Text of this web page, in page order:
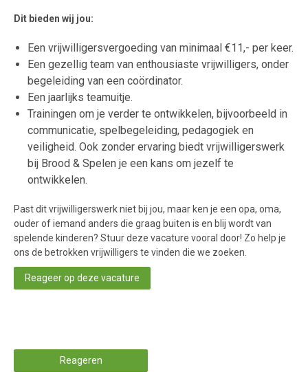
Dit bieden wij jou:
Een vrijwilligersvergoeding van minimaal €11,- per keer.
Een gezellig team van enthousiaste vrijwilligers, onder
begeleiding van een coördinator.
Een jaarlijks teamuitje.
Trainingen om je verder te ontwikkelen, bijvoorbeeld in
communicatie, spelbegeleiding, pedagogiek en
veiligheid. Ook zonder ervaring biedt vrijwilligerswerk
bij Brood & Spelen je een kans om jezelf te
ontwikkelen.
Past dit vrijwilligerswerk niet bij jou, maar ken je een opa, oma,
ouder of iemand anders die graag buiten is en blij wordt van
spelende kinderen? Stuur deze vacature vooral door! Zo help je
ons de betrokken vrijwilligers te vinden die we zoeken.
Reageer op deze vacature
Reageren